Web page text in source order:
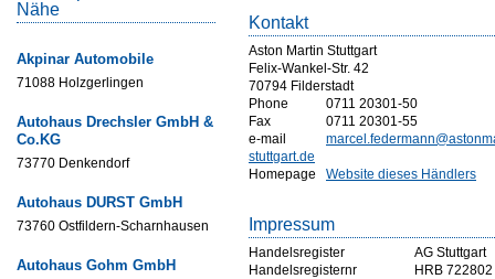
Nähe
Akpinar Automobile
71088 Holzgerlingen
Autohaus Drechsler GmbH &
Co.KG
73770 Denkendorf
Autohaus DURST GmbH
73760 Ostfildern-Scharnhausen
Autohaus Gohm GmbH
Kontakt
Aston Martin Stuttgart
Felix-Wankel-Str. 42
70794 Filderstadt
Phone
0711 20301-50
Fax
0711 20301-55
e-mail
stuttgart.de
Homepage
Website dieses Händlers
Impressum
Handelsregister
AG Stuttgart
Handelsregisternr
HRB 722802